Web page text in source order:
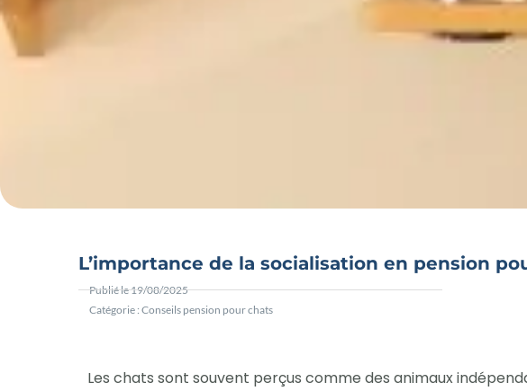
L’importance de la socialisation en pension
Publié le19/08/2025
Catégorie : Conseils pension pour chats
Les chats sont souvent perçus comme des animaux